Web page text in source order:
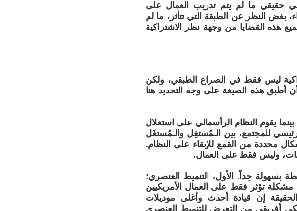
حقيقي ما لم يتم تدريب العمال على
بغض النظر عن الطبقة التي تتأثر، ما لم
هذه القضايا من وجهة نظر الاشتراكية
ليس فقط في الصراع الطبقي، ولكن
أطبق هذه الصيغة على وجه التحديد هنا
يقوم النظام الرأسمالي على استغلال
للمجتمع، بين الـمُستغِل والـمُستغَل
محددة من القمع للإبقاء على النظام.
وليس فقط على العمال.
بسهولة جداً. الأول، التنميط العنصري:
الأمريكي “قيادة الزنوج“،[2] ليست مشكلة تؤثر فقط على العمال الأمريكيين
إن قيادة أحدث وأغلى موديلات
أفريقي من التعرض للتنميط العنصري